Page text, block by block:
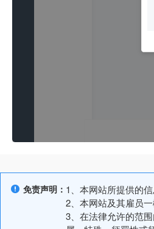
免责声明： 1、本网站所提供的信
2、本网站及其雇员
3、在法律允许的范